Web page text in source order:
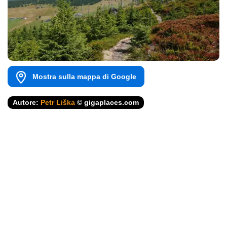
Mostra sulla mappa di Google
Autore: Petr Liška © gigaplaces.com